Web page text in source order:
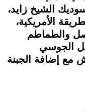
الشيخ زايد،
الأمريكية،
والطماطم
الجوسي
مع إضافة الجبنة